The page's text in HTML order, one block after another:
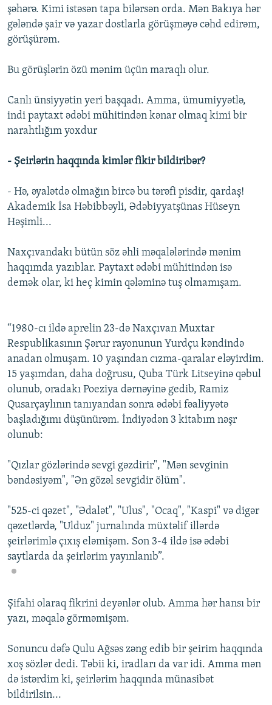
şəhərə. Kimi istəsən tapa bilərsən orda. Mən Bakıya hər
gələndə şair və yazar dostlarla görüşməyə cəhd edirəm,
görüşürəm.
Bu görüşlərin özü mənim üçün maraqlı olur.
Canlı ünsiyyətin yeri başqadı. Amma, ümumiyyətlə,
indi paytaxt ədəbi mühitindən kənar olmaq kimi bir
narahtlığım yoxdur
- Şeirlərin haqqında kimlər fikir bildiribər?
- Hə, əyalətdə olmağın bircə bu tərəfi pisdir, qardaş!
Akademik İsa Həbibbəyli, Ədəbiyyatşünas Hüseyn
Həşimli...
Naxçıvandakı bütün söz əhli məqalələrində mənim
haqqımda yazıblar. Paytaxt ədəbi mühitindən isə
demək olar, ki heç kimin qələminə tuş olmamışam.
“1980-cı ildə aprelin 23-də Naxçıvan Muxtar
Respublikasının Şərur rayonunun Yurdçu kəndində
anadan olmuşam. 10 yaşından cızma-qaralar eləyirdim.
15 yaşımdan, daha doğrusu, Quba Türk Litseyinə qəbul
olunub, oradakı Poeziya dərnəyinə gedib, Ramiz
Qusarçaylının tanıyandan sonra ədəbi fəaliyyətə
başladığımı düşünürəm. İndiyədən 3 kitabım nəşr
olunub:
"Qızlar gözlərində sevgi gəzdirir", "Mən sevginin
bəndəsiyəm", "Ən gözəl sevgidir ölüm".
"525-ci qəzet", "Ədalət", "Ulus", "Ocaq", "Kaspi" və digər
qəzetlərdə, "Ulduz" jurnalında müxtəlif illərdə
şeirlərimlə çıxış eləmişəm. Son 3-4 ildə isə ədəbi
saytlarda da şeirlərim yayınlanıb”.
Şifahi olaraq fikrini deyənlər olub. Amma hər hansı bir
yazı, məqalə görməmişəm.
Sonuncu dəfə Qulu Ağsəs zəng edib bir şeirim haqqında
xoş sözlər dedi. Təbii ki, iradları da var idi. Amma mən
də istərdim ki, şeirlərim haqqında münasibət
bildirilsin...